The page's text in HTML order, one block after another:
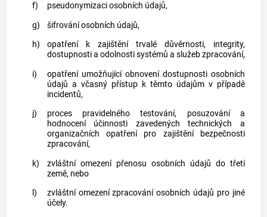
f)
pseudonymizaci osobních údajů,
g)
šifrování osobních údajů,
h)
opatření k zajištění trvalé důvěrnosti, integrity,
dostupnosti a odolnosti systémů a služeb zpracování,
i)
opatření umožňující obnovení dostupnosti osobních
údajů a včasný přístup k těmto údajům v případě
incidentů,
j)
proces pravidelného testování, posuzování a
hodnocení účinnosti zavedených technických a
organizačních opatření pro zajištění bezpečnosti
zpracování,
k)
zvláštní omezení přenosu osobních údajů do třetí
země, nebo
l)
zvláštní omezení zpracování osobních údajů pro jiné
účely.